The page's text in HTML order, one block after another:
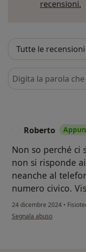
recensioni.
Cerca nelle
Roberto
Non so perché ci
non si risponde
neanche al
numero civico.
24 dicembre 2024 •
secondo l'opinione
Segnala abuso